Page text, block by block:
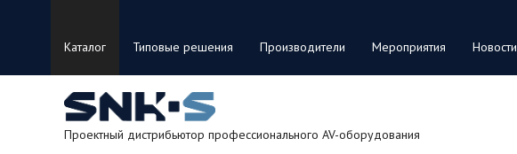
Каталог Типовые решения Производители Мероприятия Новости
Проектный дистрибьютор профессионального AV-оборудования